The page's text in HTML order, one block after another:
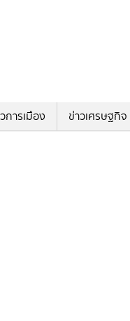
การเมือง ข่าวเศรษฐกิจ